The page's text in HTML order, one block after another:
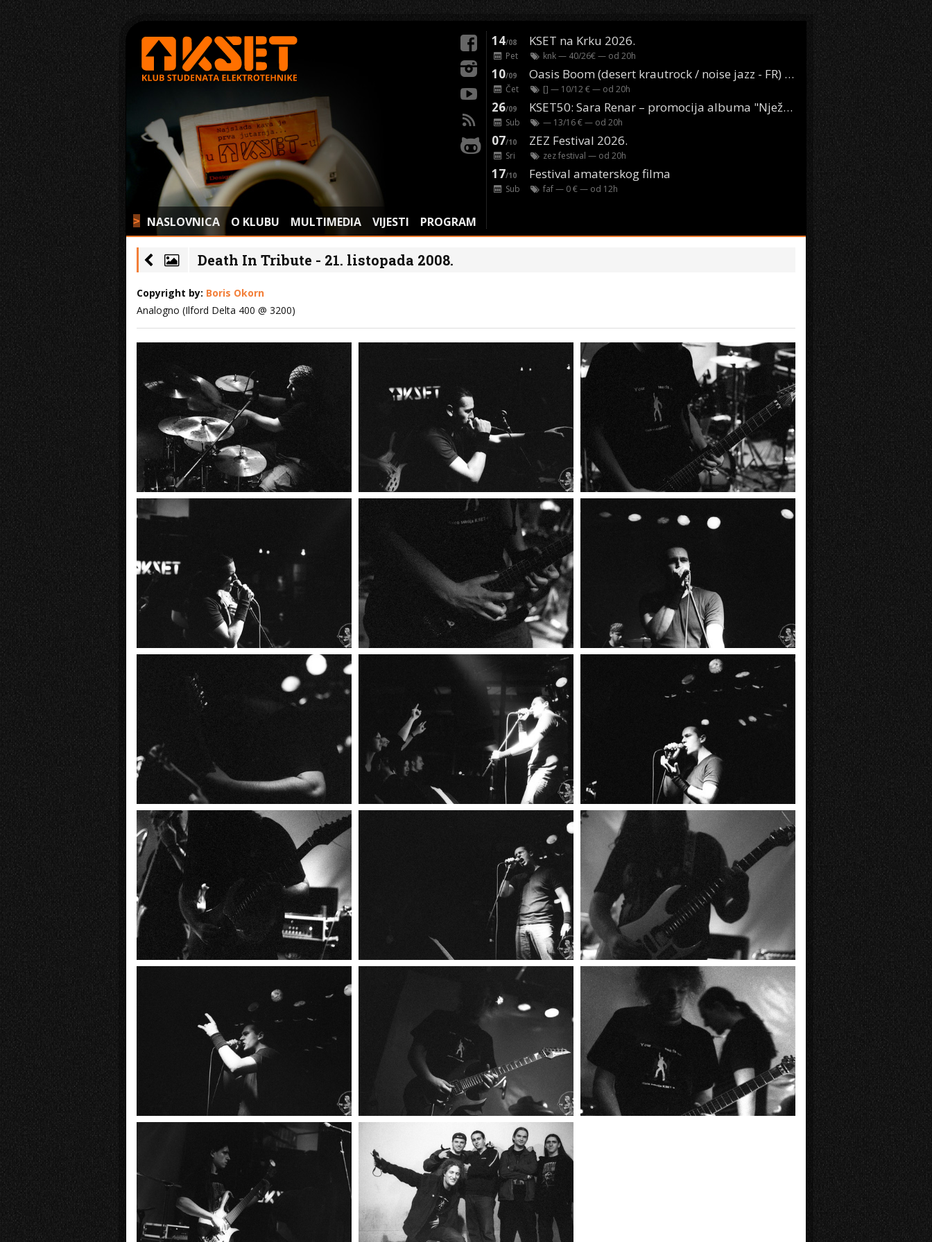
> NASLOVNICA O KLUBU MULTIMEDIA VIJESTI PROGRAM
14/08 KSET na Krku 2026.
Pet knk— 40/26€ — od 20h
10/09 Oasis Boom (desert krautrock / noise jazz - FR) @ KONTEJNER
Čet [] — 10/12 € — od 20h
26/09 KSET50: Sara Renar – promocija albuma "Nježne riječi" @ Močvara
Sub — 13/16 € — od 20h
07/10 ZEZ Festival 2026.
Sri zez festival — od 20h
17/10 Festival amaterskog filma
Sub faf— 0 € — od 12h
Death In Tribute - 21. listopada 2008.
Copyright by: Boris Okorn
Analogno (Ilford Delta 400 @ 3200)